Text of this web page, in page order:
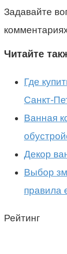
Задавайте
Читайте
Где
Санкт-
Ванная
Декор
Выбор
правила
Рейтинг